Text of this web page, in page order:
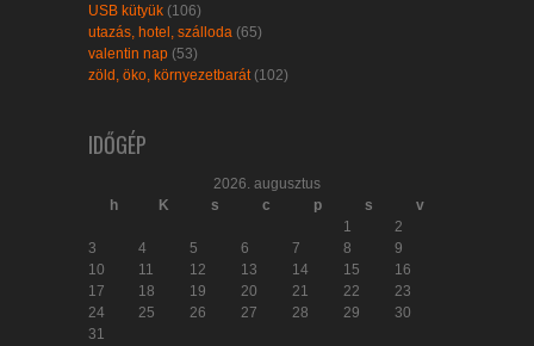
USB kütyük (106)
utazás, hotel, szálloda (65)
valentin nap (53)
zöld, öko, környezetbarát(102)
IDŐGÉP
2026. augusztus
h
K s c p s
v
1
2
3
4 5 6 7 8
9
10
11 12 13 14 15
16
17
18 19 20 21 22
23
24
25 26 27 28 29
30
31